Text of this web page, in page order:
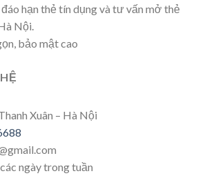
hạn thẻ tín dụng và tư vấn mở thẻ
Nội.
bảo mật cao
Xuân – Hà Nội
ngày trong tuần